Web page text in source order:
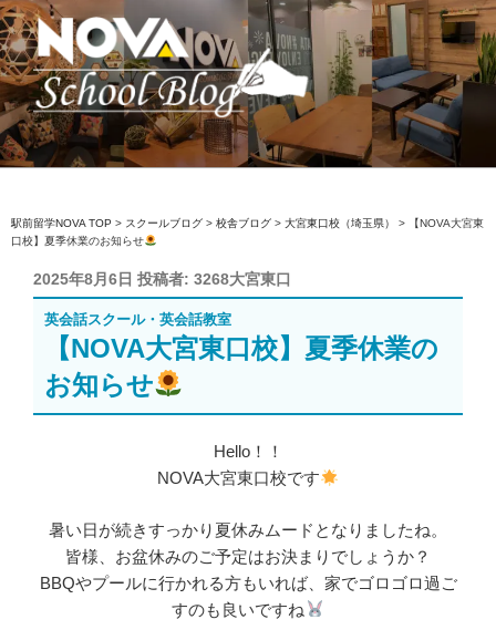
コ
ン
テ
ン
ツ
へ
ス
ッ
プ
駅前留学NOVA【公式】スクールブロ
英会話スクール・英会話教室
駅前留学NOVA TOP > スクールブログ > 校舎ブログ > 大宮東口校（埼玉県） >
【NOVA大宮東
口校】夏季休業のお知らせ
投
稿
日:
2025年8月6日 投稿者: 3268大宮東口
英会話スクール・英会話教室
【NOVA大宮東口校】夏季休業の
お知らせ
Hello！！
NOVA大宮東口校です
暑い日が続きすっかり夏休みムードとなりましたね。
皆様、お盆休みのご予定はお決まりでしょうか？
BBQやプールに行かれる方もいれば、家でゴロゴロ過ご
すのも良いですね